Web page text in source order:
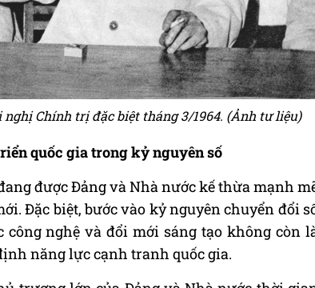
Chính trị đặc biệt tháng 3/1964. (Ảnh tư liệu)
quốc gia trong kỷ nguyên số
được Đảng và Nhà nước kế thừa mạnh
Đặc biệt, bước vào kỷ nguyên chuyển đổi
nghệ và đổi mới sáng tạo không còn
năng lực cạnh tranh quốc gia.